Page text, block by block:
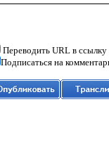
Переводить URL в ссылку
Подписаться на